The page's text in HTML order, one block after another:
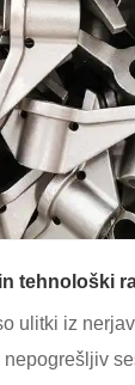
tehnološki
ulitki iz
nepogrešljiv